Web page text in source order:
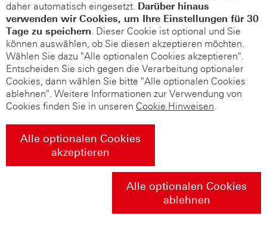
daher automatisch eingesetzt. Darüber hinaus
verwenden wir Cookies, um Ihre Einstellungen für 30
Tage zu speichern. Dieser Cookie ist optional und Sie
können auswählen, ob Sie diesen akzeptieren möchten.
Wählen Sie dazu "Alle optionalen Cookies akzeptieren".
Entscheiden Sie sich gegen die Verarbeitung optionaler
Cookies, dann wählen Sie bitte "Alle optionalen Cookies
ablehnen". Weitere Informationen zur Verwendung von
Cookies finden Sie in unseren Cookie Hinweisen.
Alle optionalen Cookies
akzeptieren
Alle optionalen Cookies
ablehnen